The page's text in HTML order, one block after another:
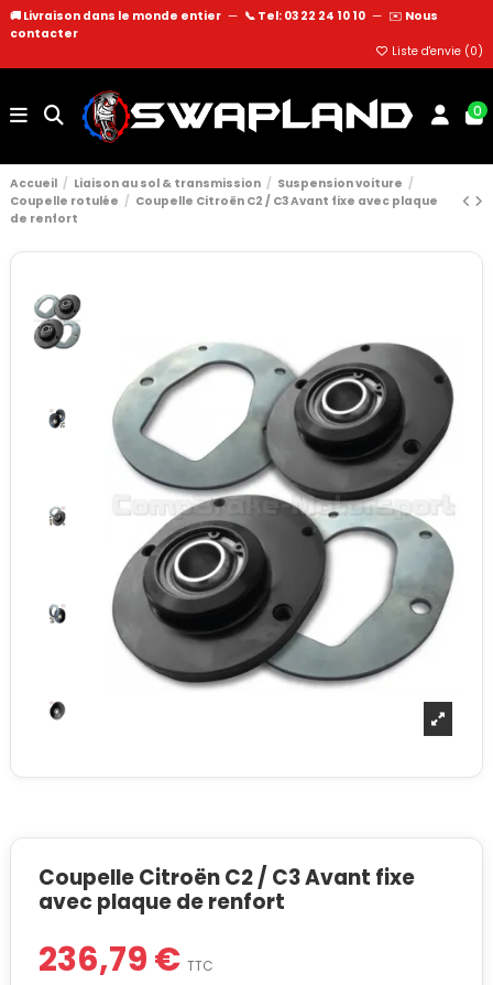
🚚 Livraison dans le monde entier — 📞 Tel: 03 22 24 10 10 — ✉️ Nous
contacter
Liste d'envie (0)
0
Accueil Liaison au sol & transmission
Suspension voiture
Coupelle rotulée
Coupelle Citroën C2 / C3 Avant fixe avec plaque
de renfort
Coupelle Citroën C2 / C3 Avant fixe
avec plaque de renfort
236,79 € TTC